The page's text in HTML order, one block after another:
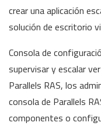
crear una aplicación
solución de escritorio
Consola de
supervisar y escalar
Parallels RAS, los
consola de Parallels
componentes o